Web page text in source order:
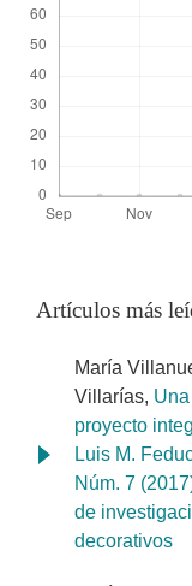
Artículos más
María
Villarías,
proyecto
Luis M.
Núm. 7
de
decorativos